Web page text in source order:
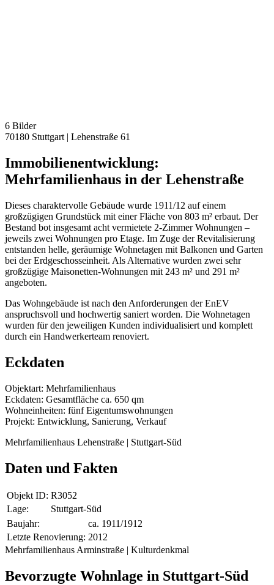
6 Bilder
70180 Stuttgart | Lehenstraße 61
Immobilienentwicklung:
Mehrfamilienhaus in der Lehenstraße
Dieses charaktervolle Gebäude wurde 1911/12 auf einem
großzügigen Grundstück mit einer Fläche von 803 m² erbaut. Der
Bestand bot insgesamt acht vermietete 2-Zimmer Wohnungen –
jeweils zwei Wohnungen pro Etage. Im Zuge der Revitalisierung
entstanden helle, geräumige Wohnetagen mit Balkonen und Garten
bei der Erdgeschosseinheit. Als Alternative wurden zwei sehr
großzügige Maisonetten-Wohnungen mit 243 m² und 291 m²
angeboten.
Das Wohngebäude ist nach den Anforderungen der EnEV
anspruchsvoll und hochwertig saniert worden. Die Wohnetagen
wurden für den jeweiligen Kunden individualisiert und komplett
durch ein Handwerkerteam renoviert.
Eckdaten
Objektart: Mehrfamilienhaus
Eckdaten: Gesamtfläche ca. 650 qm
Wohneinheiten: fünf Eigentumswohnungen
Projekt: Entwicklung, Sanierung, Verkauf
Mehrfamilienhaus Lehenstraße | Stuttgart-Süd
Daten und Fakten
Objekt ID: R3052
Lage:
Stuttgart-Süd
Baujahr:
ca. 1911/1912
Letzte Renovierung: 2012
Mehrfamilienhaus Arminstraße | Kulturdenkmal
Bevorzugte Wohnlage in Stuttgart-Süd